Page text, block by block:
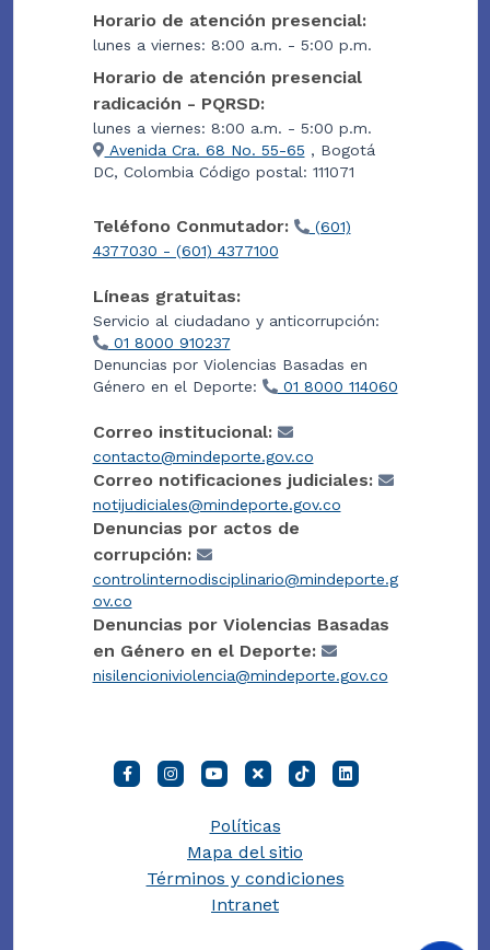
Horario de atención presencial:
lunes a viernes: 8:00 a.m. - 5:00 p.m.
Horario de atención presencial
radicación - PQRSD:
lunes a viernes: 8:00 a.m. - 5:00 p.m.
Avenida Cra. 68 No. 55-65 , Bogotá
DC, Colombia Código postal: 111071
Teléfono Conmutador:
(601)
4377030 - (601) 4377100
Líneas gratuitas:
Servicio al ciudadano y anticorrupción:
01 8000 910237
Denuncias por Violencias Basadas en
Género en el Deporte:
01 8000 114060
Correo institucional:
contacto@mindeporte.gov.co
Correo notificaciones judiciales:
notijudiciales@mindeporte.gov.co
Denuncias por actos de
corrupción:
controlinternodisciplinario@mindeporte.g
ov.co
Denuncias por Violencias Basadas
en Género en el Deporte:
nisilencioniviolencia@mindeporte.gov.co
Políticas
Mapa del sitio
Términos y condiciones
Intranet